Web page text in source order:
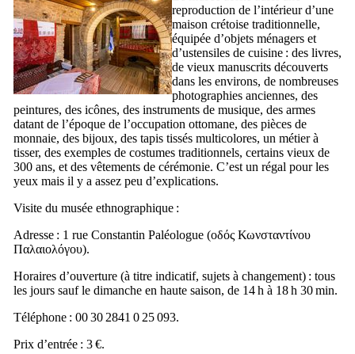
reproduction de l’intérieur d’une
maison crétoise traditionnelle,
équipée d’objets ménagers et
d’ustensiles de cuisine : des livres,
de vieux manuscrits découverts
dans les environs, de nombreuses
photographies anciennes, des
peintures, des icônes, des instruments de musique, des armes
datant de l’époque de l’occupation ottomane, des pièces de
monnaie, des bijoux, des tapis tissés multicolores, un métier à
tisser, des exemples de costumes traditionnels, certains vieux de
300 ans, et des vêtements de cérémonie. C’est un régal pour les
yeux mais il y a assez peu d’explications.
Visite du musée ethnographique :
Adresse : 1 rue Constantin Paléologue (οδός Κωνσταντίνου
Παλαιολόγου).
Horaires d’ouverture (à titre indicatif, sujets à changement) : tous
les jours sauf le dimanche en haute saison, de 14 h à 18 h 30 min.
Téléphone : 00 30 2841 0 25 093.
Prix d’entrée : 3 €.